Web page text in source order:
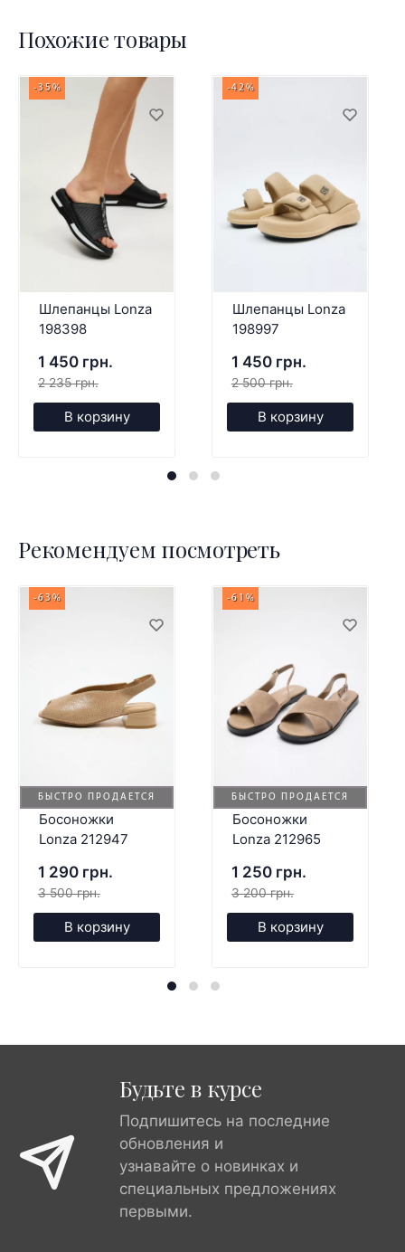
Похожие товары
-35%
Шлепанцы Lonza
198398
1 450 грн.
2 235 грн.
В корзину
-42%
Шлепанцы Lonza
198997
1 450 грн.
2 500 грн.
В корзину
Рекомендуем посмотреть
БЫСТРО ПРОДАЕТСЯ
-63%
Босоножки
Lonza 212947
1 290 грн.
3 500 грн.
В корзину
БЫСТРО ПРОДАЕТСЯ
-61%
Босоножки
Lonza 212965
1 250 грн.
3 200 грн.
В корзину
Будьте в курсе
Подпишитесь на последние
обновления и
узнавайте о новинках и
специальных предложениях
первыми.